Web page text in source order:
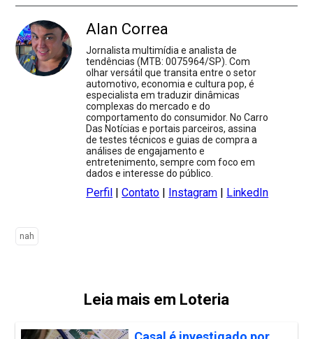
Alan Correa
Jornalista multimídia e analista de
tendências (MTB: 0075964/SP). Com
olhar versátil que transita entre o setor
automotivo, economia e cultura pop, é
especialista em traduzir dinâmicas
complexas do mercado e do
comportamento do consumidor. No Carro
Das Notícias e portais parceiros, assina
de testes técnicos e guias de compra a
análises de engajamento e
entretenimento, sempre com foco em
dados e interesse do público.
Perfil |Contato | Instagram | LinkedIn
nah
Leia mais em Loteria